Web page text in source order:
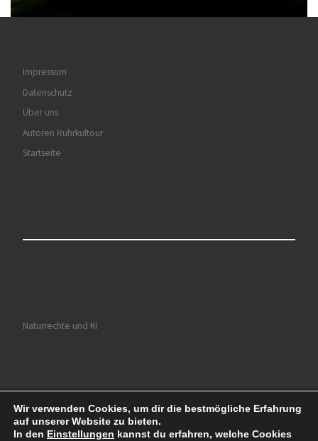
Impressum
Datenschutz
Über uns
Autoren Ruhrkultour
Startseite
Naturrechte und KI
© 2026Ruhrkultour– Alle Rechte vorbehalten
Präsentiert vonWP– Entworfen mit demCustomizr-Theme
Wir verwenden Cookies, um dir die bestmögliche Erfahrung
auf unserer Website zu bieten.
In den Einstellungen kannst du erfahren, welche Cookies